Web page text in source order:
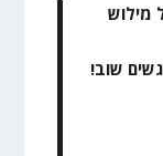
מילוש
שוב!